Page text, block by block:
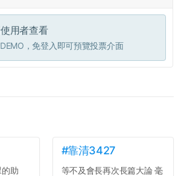
用者查看
，免登入即可預覽投票介面
助
#靠清3427
等不及會長再次長篇大論 毫